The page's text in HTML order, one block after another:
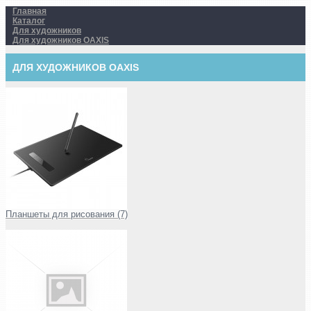
Главная
Каталог
Для художников
Для художников OAXIS
ДЛЯ ХУДОЖНИКОВ OAXIS
Планшеты для рисования (7)